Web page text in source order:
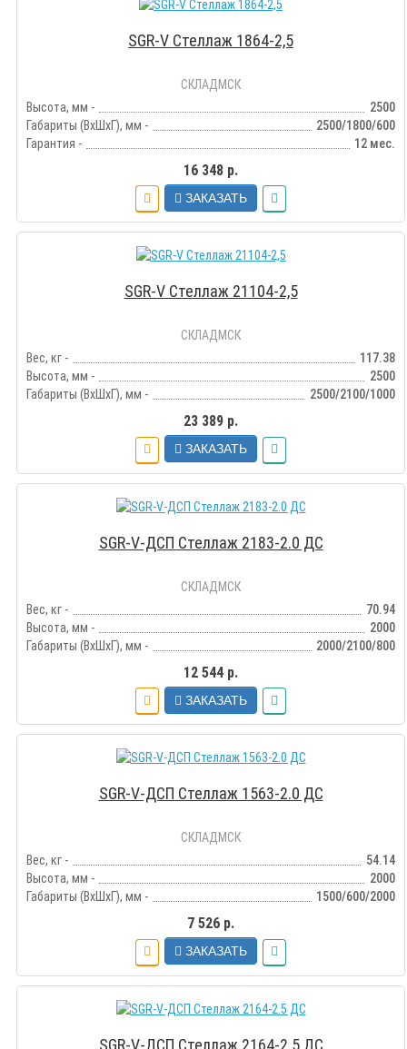
SGR-V Стеллаж 1864-2,5
СКЛАДМСК
Высота, мм -
2500
Габариты (ВхШхГ), мм -
2500/1800/600
Гарантия -
12 мес.
16 348 р.
ЗАКАЗАТЬ
SGR-V Стеллаж 21104-2,5
СКЛАДМСК
Вес, кг -
117.38
Высота, мм -
2500
Габариты (ВхШхГ), мм -
2500/2100/1000
23 389 р.
ЗАКАЗАТЬ
SGR-V-ДСП Стеллаж 2183-2.0 ДС
СКЛАДМСК
Вес, кг -
70.94
Высота, мм -
2000
Габариты (ВхШхГ), мм -
2000/2100/800
12 544 р.
ЗАКАЗАТЬ
SGR-V-ДСП Стеллаж 1563-2.0 ДС
СКЛАДМСК
Вес, кг -
54.14
Высота, мм -
2000
Габариты (ВхШхГ), мм -
1500/600/2000
7 526 р.
ЗАКАЗАТЬ
SGR-V-ДСП Стеллаж 2164-2.5 ДС